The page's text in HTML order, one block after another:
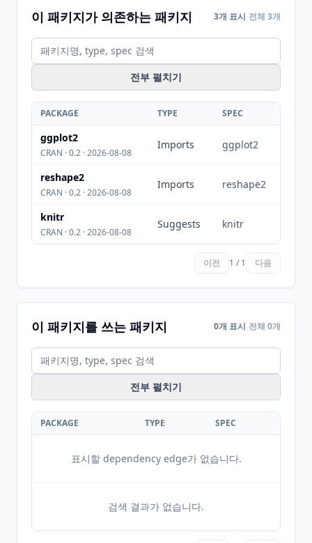
이 패키지가 의존하는 패키지 3개 표시 전체 3개
전부 펼치기
PACKAGE TYPE SPEC
ggplot2
CRAN · 0.2 · 2026-08-08
Imports ggplot2
reshape2
CRAN · 0.2 · 2026-08-08
Imports reshape2
knitr
CRAN · 0.2 · 2026-08-08
Suggests knitr
이전 1 / 1 다음
이 패키지를 쓰는 패키지 0개 표시 전체 0개
전부 펼치기
PACKAGE TYPE SPEC
표시할 dependency edge가 없습니다.
검색 결과가 없습니다.